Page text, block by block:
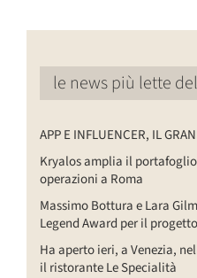
le news più lette
APP E INFLUENCER, IL
Kryalos amplia il
operazioni a Roma
Massimo Bottura e Lara
Legend Award per il
Ha aperto ieri, a Venezia,
il ristorante Le Specialità